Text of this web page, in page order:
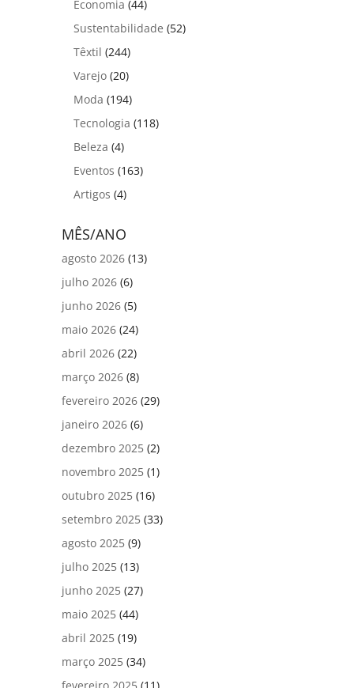
Economia (44)
Sustentabilidade (52)
Têxtil (244)
Varejo (20)
Moda (194)
Tecnologia (118)
Beleza (4)
Eventos (163)
Artigos (4)
MÊS/ANO
agosto 2026 (13)
julho 2026 (6)
junho 2026 (5)
maio 2026 (24)
abril 2026 (22)
março 2026 (8)
fevereiro 2026 (29)
janeiro 2026 (6)
dezembro 2025 (2)
novembro 2025 (1)
outubro 2025 (16)
setembro 2025 (33)
agosto 2025 (9)
julho 2025 (13)
junho 2025 (27)
maio 2025 (44)
abril 2025 (19)
março 2025 (34)